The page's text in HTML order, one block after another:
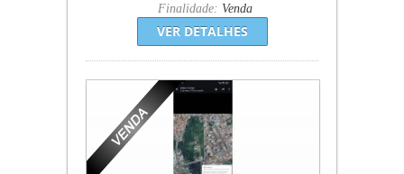
Finalidade: Venda
VER DETALHES